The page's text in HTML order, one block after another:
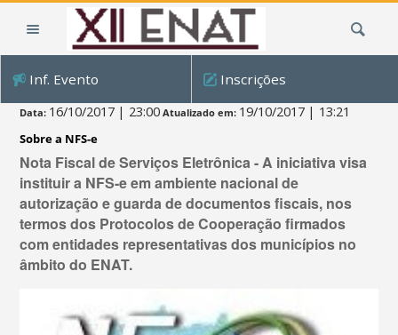
Inf. Evento Inscrições
Data: 16/10/2017 | 23:00 Atualizado em: 19/10/2017 | 13:21
Sobre a NFS-e
Nota Fiscal de Serviços Eletrônica - A iniciativa visa
instituir a NFS-e em ambiente nacional de
autorização e guarda de documentos fiscais, nos
termos dos Protocolos de Cooperação firmados
com entidades representativas dos municípios no
âmbito do ENAT.